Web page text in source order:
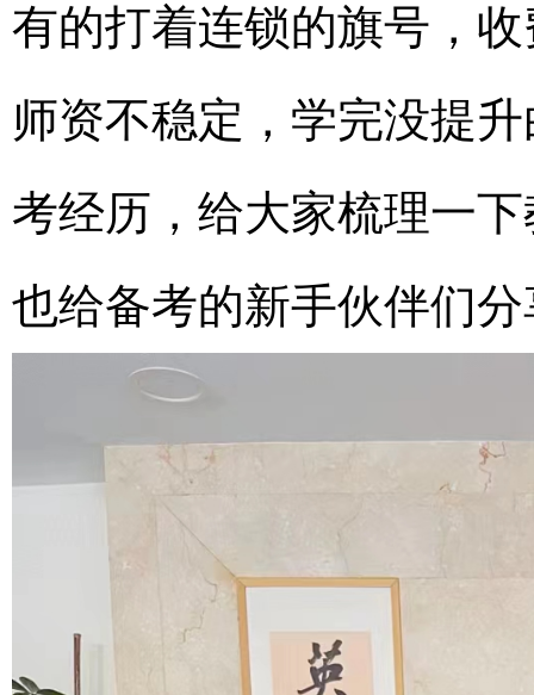
有的打着连锁的旗号，
师资不稳定，学完没提
考经历，给大家梳理一
也给备考的新手伙伴们